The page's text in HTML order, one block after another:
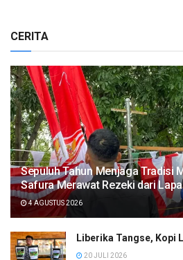
CERITA
Sepuluh Tahun Menjaga Tradisi
Safura Merawat Rezeki dari
4 AGUSTUS 2026
Liberika Tangse, Kopi
20 JULI 2026